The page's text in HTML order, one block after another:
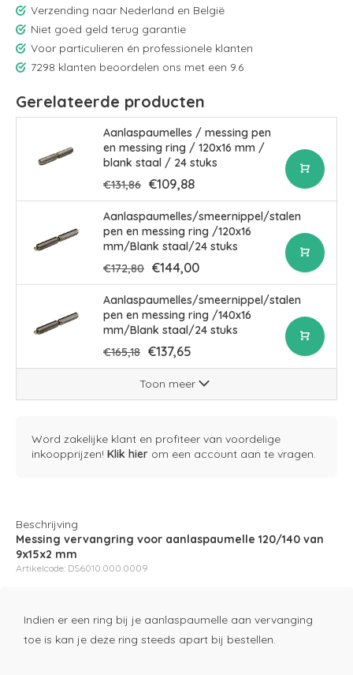
Verzending naar Nederland en België
Niet goed geld terug garantie
Voor particulieren én professionele klanten
7298 klanten beoordelen ons met een 9.6
Gerelateerde producten
Aanlaspaumelles / messing pen
en messing ring / 120x16 mm /
blank staal / 24 stuks
€131,86 €109,88
Aanlaspaumelles/smeernippel/stalen
pen en messing ring /120x16
mm/Blank staal/24 stuks
€172,80 €144,00
Aanlaspaumelles/smeernippel/stalen
pen en messing ring /140x16
mm/Blank staal/24 stuks
€165,18 €137,65
Toon meer
Word zakelijke klant en profiteer van voordelige
inkoopprijzen! Klik hier om een account aan te vragen.
Beschrijving
Messing vervangring voor aanlaspaumelle 120/140 van
9x15x2 mm
Artikelcode: DS6010.000.0009
Indien er een ring bij je aanlaspaumelle aan vervanging
toe is kan je deze ring steeds apart bij bestellen.